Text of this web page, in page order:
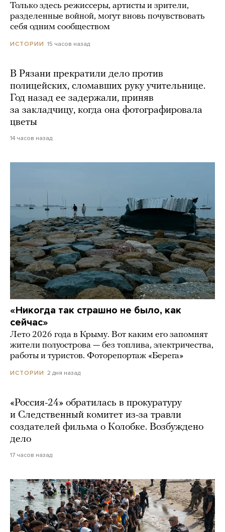
Только здесь режиссеры, артисты и зрители,
разделенные войной, могут вновь почувствовать
себя одним сообществом
ИСТОРИИ 15 часов назад
В Рязани прекратили дело против
полицейских, сломавших руку учительнице.
Год назад ее задержали, приняв
за закладчицу, когда она фотографировала
цветы
14 часов назад
«Никогда так страшно не было, как
сейчас»
Лето 2026 года в Крыму. Вот каким его запомнят
жители полуострова — без топлива, электричества,
работы и туристов. Фоторепортаж «Берега»
ИСТОРИИ 2 дня назад
«Россия-24» обратилась в прокуратуру
и Следственный комитет из-за травли
создателей фильма о Колобке. Возбуждено
дело
17 часов назад